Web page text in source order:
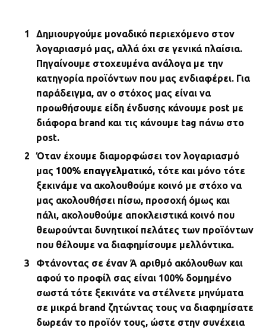
Δημιουργούμε μοναδικό περιεχόμενο στον
λογαριασμό μας, αλλά όχι σε γενικά πλαίσια.
Πηγαίνουμε στοχευμένα ανάλογα με την
κατηγορία προϊόντων που μας ενδιαφέρει. Για
παράδειγμα, αν ο στόχος μας είναι να
προωθήσουμε είδη ένδυσης κάνουμε post με
διάφορα brand και τις κάνουμε tag πάνω στο
post.
Όταν έχουμε διαμορφώσει τον λογαριασμό
μας 100% επαγγελματικό, τότε και μόνο τότε
ξεκινάμε να ακολουθούμε κοινό με στόχο να
μας ακολουθήσει πίσω, προσοχή όμως και
πάλι, ακολουθούμε αποκλειστικά κοινό που
θεωρούνται δυνητικοί πελάτες των προϊόντων
που θέλουμε να διαφημίσουμε μελλόντικα.
Φτάνοντας σε έναν Ά αριθμό ακόλουθων και
αφού το προφίλ σας είναι 100% δομημένο
σωστά τότε ξεκινάτε να στέλνετε μηνύματα
σε μικρά brand ζητώντας τους να διαφημίσατε
δωρεάν το προϊόν τους, ώστε στην συνέχεια